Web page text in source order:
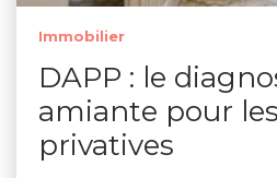
Immobilier
DAPP : le
amiante pour
privatives